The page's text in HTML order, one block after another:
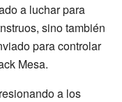
a luchar para
sino también
para controlar
Mesa.
a los